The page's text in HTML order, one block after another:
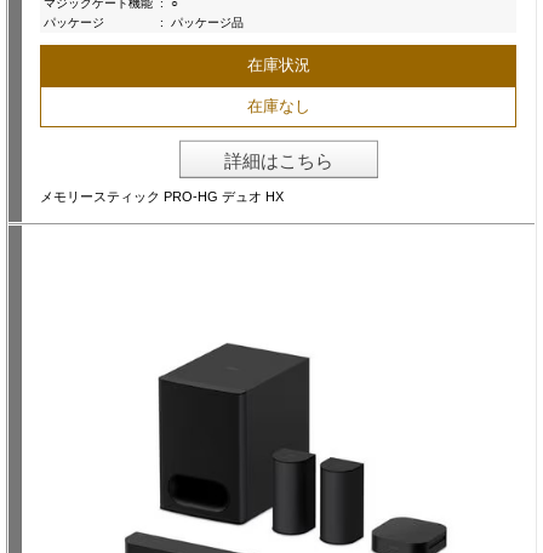
マジックゲート機能 :
○
パッケージ
: パッケージ品
在庫状況
在庫なし
詳細はこちら
メモリースティック PRO-HG デュオ HX